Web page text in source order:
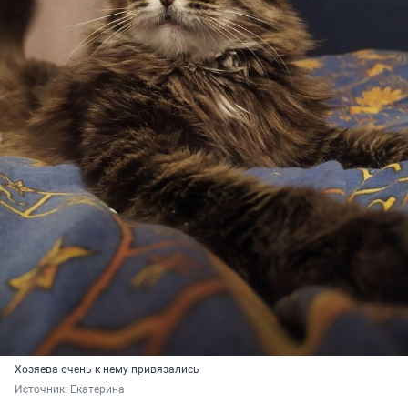
Хозяева очень к нему привязались
Источник: Екатерина